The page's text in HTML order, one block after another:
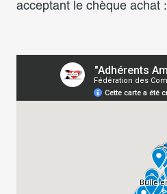
acceptant le chèque achat :